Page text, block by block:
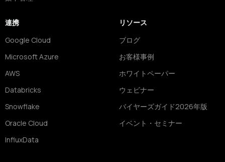
連携
Google Cloud
Microsoft Azure
AWS
Databricks
Snowflake
Oracle Cloud
InfluxData
リソース
ブログ
お客様事例
ホワイトペーパー
ウェビナー
バイヤーズガイド2026年版
イベント・セミナー